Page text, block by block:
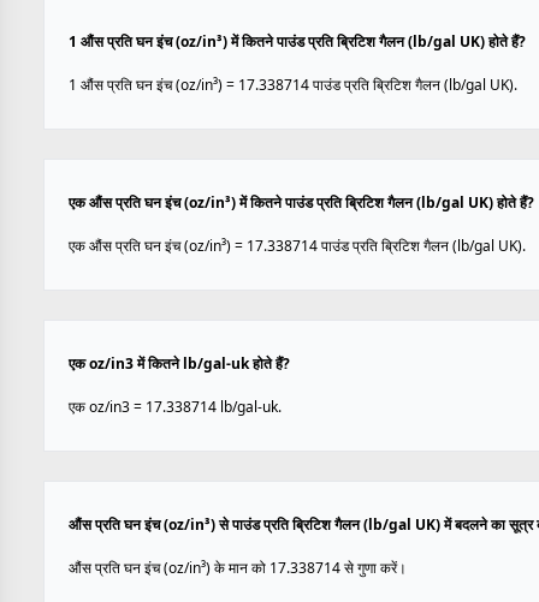
1 औंस प्रति घन इंच (oz/in³) में कितने पाउंड प्रति ब्रिटिश गैलन (lb/gal UK) होते हैं?
1 औंस प्रति घन इंच (oz/in³) = 17.338714 पाउंड प्रति ब्रिटिश गैलन (lb/gal UK).
एक औंस प्रति घन इंच (oz/in³) में कितने पाउंड प्रति ब्रिटिश गैलन (lb/gal UK) होते हैं?
एक औंस प्रति घन इंच (oz/in³) = 17.338714 पाउंड प्रति ब्रिटिश गैलन (lb/gal UK).
एक oz/in3 में कितने lb/gal-uk होते हैं?
एक oz/in3 = 17.338714 lb/gal-uk.
औंस प्रति घन इंच (oz/in³) से पाउंड प्रति ब्रिटिश गैलन (lb/gal UK) में बदलने का सूत्र
औंस प्रति घन इंच (oz/in³) के मान को 17.338714 से गुणा करें।